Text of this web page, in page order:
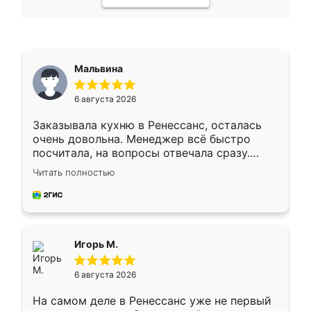
Мальвина
6 августа 2026
Заказывала кухню в Ренессанс, осталась
очень довольна. Менеджер всё быстро
посчитала, на вопросы отвечала сразу.
Замерщик приехал в субботу, подошёл к
делу со всей ответственностью. Собрали
за день, ребята работали аккуратно, даже
Читать полностью
Игорь М.
6 августа 2026
На самом деле в Ренессанс уже не первый